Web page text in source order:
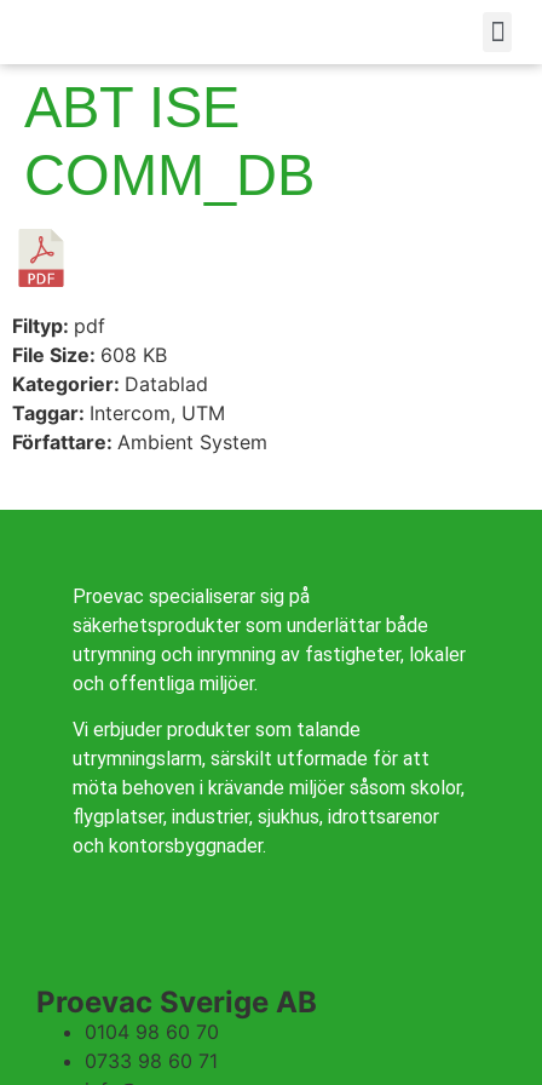
ABT ISE
COMM_DB
Filtyp: pdf
File Size: 608 KB
Kategorier: Datablad
Taggar: Intercom, UTM
Författare: Ambient System
Proevac specialiserar sig på
säkerhetsprodukter som underlättar både
utrymning och inrymning av fastigheter, lokaler
och offentliga miljöer.
Vi erbjuder produkter som talande
utrymningslarm, särskilt utformade för att
möta behoven i krävande miljöer såsom skolor,
flygplatser, industrier, sjukhus, idrottsarenor
och kontorsbyggnader.
Proevac Sverige AB
0104 98 60 70
0733 98 60 71